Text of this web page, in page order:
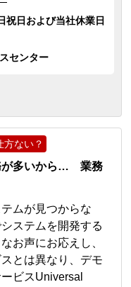
祝日および当社休業日
センター
方ない？
が多いから… 業務
ムが見つからな
ステムを開発する
お声にお応えし、
とは異なり、デモ
ビスUniversal